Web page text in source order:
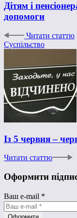
Дітям і
допомоги
Читати статтю
Суспільство
Із 5 червня –
Читати статтю
Оформити
Ваш e-mail *